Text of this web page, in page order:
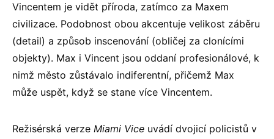
Vincentem je vidět příroda, zatímco za Maxem
civilizace. Podobnost obou akcentuje velikost záběru
(detail) a způsob inscenování (obličej za clonícími
objekty). Max i Vincent jsou oddaní profesionálové, k
nimž město zůstávalo indiferentní, přičemž Max
může uspět, když se stane více Vincentem.
Režisérská verze Miami Vice uvádí dvojicí policistů v